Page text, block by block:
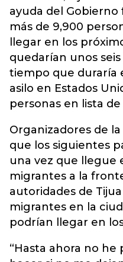
ayuda del
más de 9,900
llegar en los
quedarían unos seis
tiempo que duraría
asilo en Estados
personas en lista de
Organizadores de
que los siguientes
una vez que llegue
migrantes a la
autoridades de
migrantes en la
podrían llegar en
“Hasta ahora no he